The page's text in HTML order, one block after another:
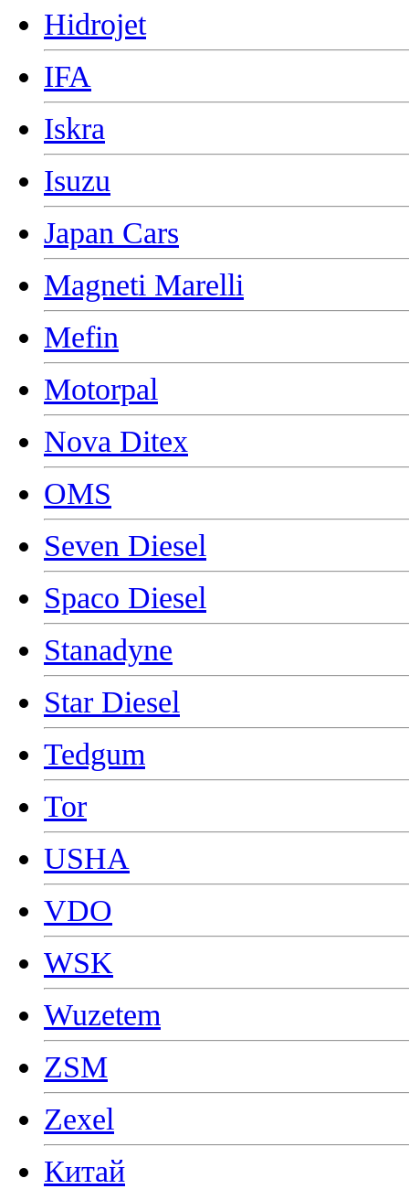
Hidrojet
IFA
Iskra
Isuzu
Japan Cars
Magneti Marelli
Mefin
Motorpal
Nova Ditex
OMS
Seven Diesel
Spaco Diesel
Stanadyne
Star Diesel
Tedgum
Tor
USHA
VDO
WSK
Wuzetem
ZSM
Zexel
Китай